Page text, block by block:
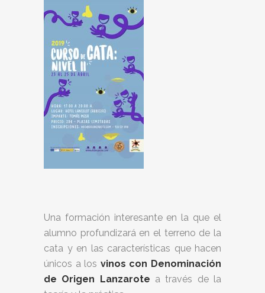
Una formación interesante en la que el
alumno profundizará en el terreno de la
cata y en las características que hacen
únicos a los vinos con Denominación
de Origen Lanzarote a través de la